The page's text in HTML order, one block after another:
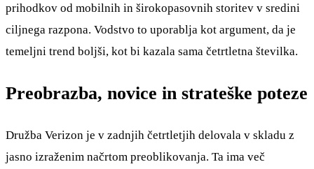
prihodkov od mobilnih in širokopasovnih storitev v sredini
ciljnega razpona. Vodstvo to uporablja kot argument, da je
temeljni trend boljši, kot bi kazala sama četrtletna številka.
Preobrazba, novice in strateške poteze
Družba Verizon je v zadnjih četrtletjih delovala v skladu z
jasno izraženim načrtom preoblikovanja. Ta ima več